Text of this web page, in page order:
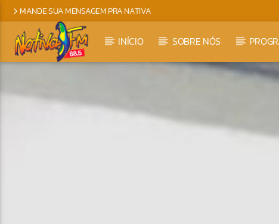
MANDE SUA MENSAGEM PRA NATIVA
INÍCIO SOBRE NÓS